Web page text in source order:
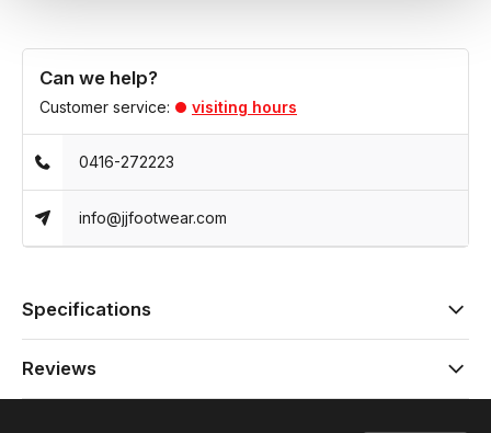
Can we help?
Customer service: visiting hours
0416-272223
info@jjfootwear.com
Specifications
Reviews